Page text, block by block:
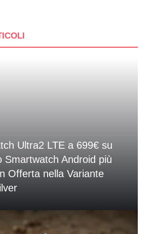
Ultra2 LTE a 699€ su
Smartwatch Android più
Offerta nella Variante